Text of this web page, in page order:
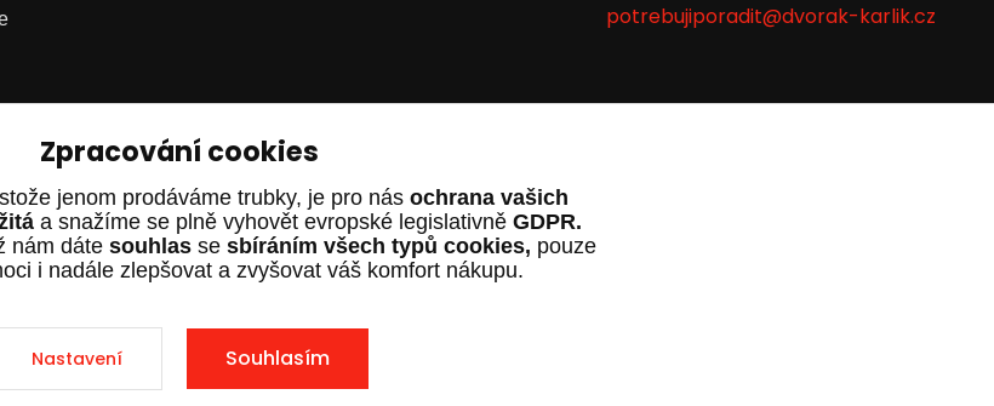
potrebujiporadit@dvorak-karlik.cz
práva vyhrazena. Design odEmpireDesign
Zpracování cookies
jenom prodáváme trubky, je pro nás ochrana vašich
a snažíme se plně vyhovět evropské legislativně GDPR.
nám dáte souhlasse sbíráním všech typů cookies, pouze
i nadále zlepšovat a zvyšovat váš komfort nákupu.
Nastavení Souhlasím